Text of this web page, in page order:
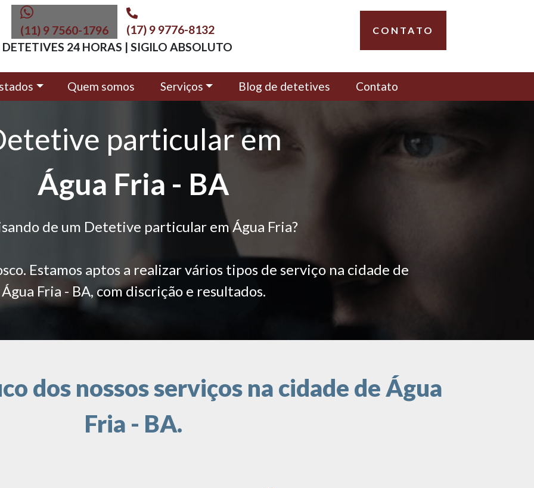
(11) 9 7560-1796
(17) 9 9776-8132
DETETIVES 24 HORAS | SIGILO ABSOLUTO
CONTATO
Quem somos Serviços Blog de detetives Contato
particular em
Água Fria - BA
de um Detetive particular em Água Fria?
Estamos aptos a realizar vários tipos de serviço na cidade de
Água Fria - BA, com discrição e resultados.
dos nossos serviços na cidade de Água
Fria - BA.